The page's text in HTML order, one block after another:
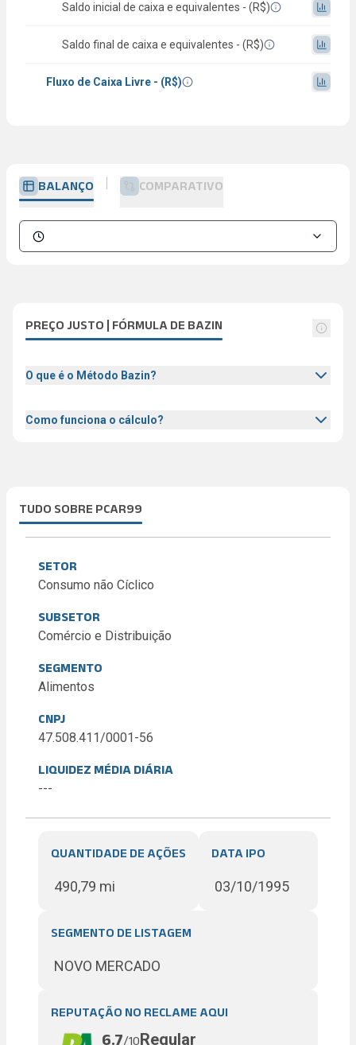
Saldo inicial de caixa e equivalentes - (R$)
Saldo final de caixa e equivalentes - (R$)
Fluxo de Caixa Livre - (R$)
BALANÇO COMPARATIVO
PREÇO JUSTO | FÓRMULA DE BAZIN
O que é o Método Bazin?
Como funciona o cálculo?
TUDO SOBRE PCAR99
SETOR
Consumo não Cíclico
SUBSETOR
Comércio e Distribuição
SEGMENTO
Alimentos
CNPJ
47.508.411/0001-56
LIQUIDEZ MÉDIA DIÁRIA
---
QUANTIDADE DE AÇÕES
490,79 mi
DATA IPO
03/10/1995
SEGMENTO DE LISTAGEM
NOVO MERCADO
REPUTAÇÃO NO RECLAME AQUI
6.7/10Regular